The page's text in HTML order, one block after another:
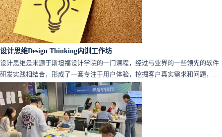
设计思维Design Thinking内训工作坊
设计思维是来源于斯坦福设计学院的一门课程，经过与业界的一些领先的软件
研发实践相结合，形成了一套专注于用户体验，挖掘客户真实需求和问题，并
创造性的提出多种解决方案，并通过团队集体决策，选择最优方案的系统方
法。